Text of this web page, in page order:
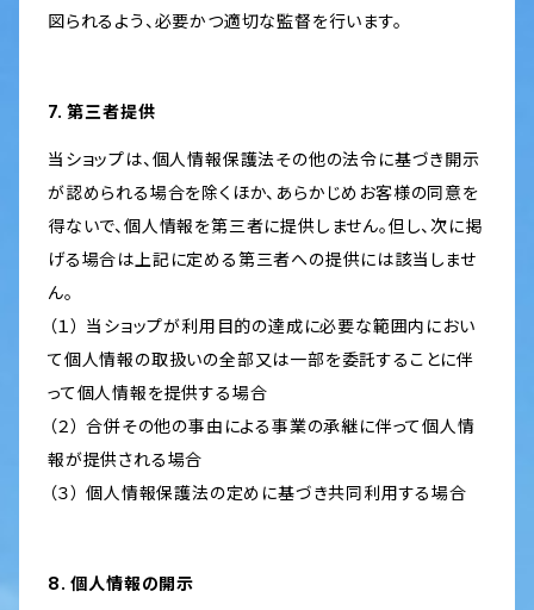
図られるよう、必要かつ適切な監督を行います。
7. 第三者提供
当ショップは、個人情報保護法その他の法令に基づき開示
が認められる場合を除くほか、あらかじめお客様の同意を
得ないで、個人情報を第三者に提供しません。但し、次に掲
げる場合は上記に定める第三者への提供には該当しませ
ん。
（１） 当ショップが利用目的の達成に必要な範囲内におい
て個人情報の取扱いの全部又は一部を委託することに伴
って個人情報を提供する場合
（２） 合併その他の事由による事業の承継に伴って個人情
報が提供される場合
（３） 個人情報保護法の定めに基づき共同利用する場合
8. 個人情報の開示